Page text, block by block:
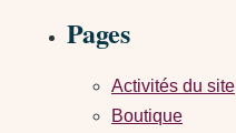
Pages
Activités du site
Boutique